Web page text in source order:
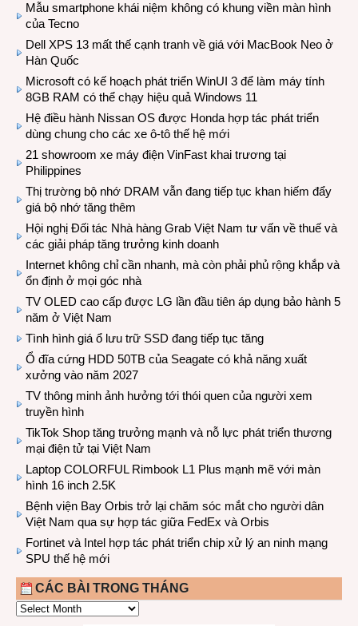
Mẫu smartphone khái niệm không có khung viền màn hình
của Tecno
Dell XPS 13 mất thế cạnh tranh về giá với MacBook Neo ở
Hàn Quốc
Microsoft có kế hoạch phát triển WinUI 3 để làm máy tính
8GB RAM có thể chạy hiệu quả Windows 11
Hệ điều hành Nissan OS được Honda hợp tác phát triển
dùng chung cho các xe ô-tô thế hệ mới
21 showroom xe máy điện VinFast khai trương tại
Philippines
Thị trường bộ nhớ DRAM vẫn đang tiếp tục khan hiếm đẩy
giá bộ nhớ tăng thêm
Hội nghị Đối tác Nhà hàng Grab Việt Nam tư vấn về thuế và
các giải pháp tăng trưởng kinh doanh
Internet không chỉ cần nhanh, mà còn phải phủ rộng khắp và
ổn định ở mọi góc nhà
TV OLED cao cấp được LG lần đầu tiên áp dụng bảo hành 5
năm ở Việt Nam
Tình hình giá ổ lưu trữ SSD đang tiếp tục tăng
Ổ đĩa cứng HDD 50TB của Seagate có khả năng xuất
xưởng vào năm 2027
TV thông minh ảnh hưởng tới thói quen của người xem
truyền hình
TikTok Shop tăng trưởng mạnh và nỗ lực phát triển thương
mại điện tử tại Việt Nam
Laptop COLORFUL Rimbook L1 Plus mạnh mẽ với màn
hình 16 inch 2.5K
Bệnh viện Bay Orbis trở lại chăm sóc mắt cho người dân
Việt Nam qua sự hợp tác giữa FedEx và Orbis
Fortinet và Intel hợp tác phát triển chip xử lý an ninh mạng
SPU thế hệ mới
CÁC BÀI TRONG THÁNG
CÁC